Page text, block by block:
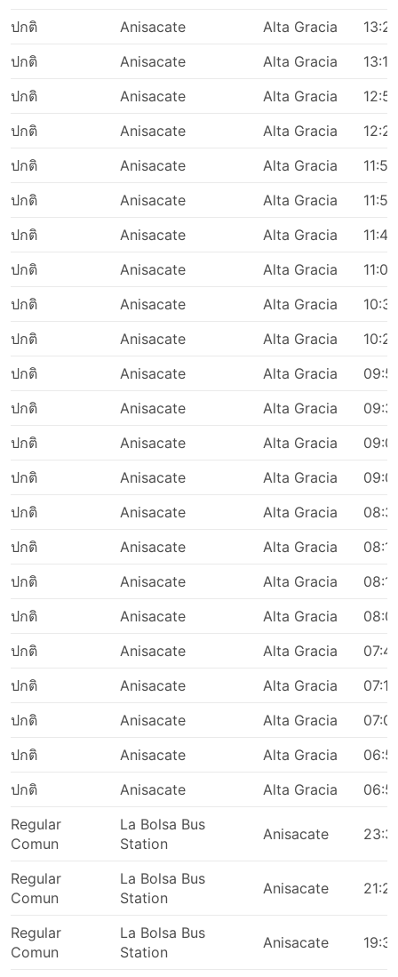
ปกติ
Anisacate Alta Gracia
ปกติ
Anisacate Alta Gracia
13:17
ปกติ
Anisacate Alta Gracia
ปกติ
Anisacate Alta Gracia
ปกติ
Anisacate Alta Gracia
11:55
ปกติ
Anisacate Alta Gracia
11:50
ปกติ
Anisacate Alta Gracia
11:40
ปกติ
Anisacate Alta Gracia
11:05
ปกติ
Anisacate Alta Gracia
ปกติ
Anisacate Alta Gracia
ปกติ
Anisacate Alta Gracia
ปกติ
Anisacate Alta Gracia
ปกติ
Anisacate Alta Gracia
ปกติ
Anisacate Alta Gracia
ปกติ
Anisacate Alta Gracia
ปกติ
Anisacate Alta Gracia
08:11
ปกติ
Anisacate Alta Gracia
ปกติ
Anisacate Alta Gracia
ปกติ
Anisacate Alta Gracia
ปกติ
Anisacate Alta Gracia
07:11
ปกติ
Anisacate Alta Gracia
ปกติ
Anisacate Alta Gracia
ปกติ
Anisacate Alta Gracia
Regular
Comun
La Bolsa Bus
Station
Anisacate
Regular
Comun
La Bolsa Bus
Station
Anisacate
Regular
Comun
La Bolsa Bus
Station
Anisacate